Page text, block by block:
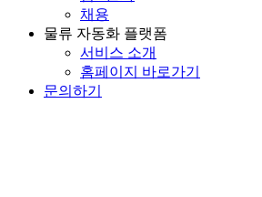
채용
물류 자동화 플랫폼
서비스 소개
홈페이지 바로가기
문의하기